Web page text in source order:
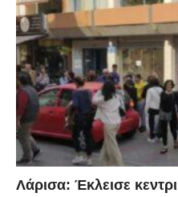
Λάρισα: Έκλεισε